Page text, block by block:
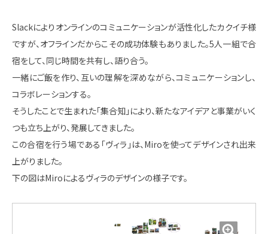
Slackによりオンラインのコミュニケーションが活性化したカクイチ様
ですが、オフラインだからこその成功体験もありました。5人一組で合
宿をして、同じ時間を共有し、語り合う。
一緒にご飯を作り、互いの理解を深めながら、コミュニケーションし、
コラボレーションする。
そうしたことで生まれた「集合知」により、新たなアイデアと事業がいく
つも立ち上がり、発展してきました。
この合宿を行う場である「ヴィラ」は、Miroを使ってデザインされ出来
上がりました。
下の図はMiroによるヴィラのデザインの様子です。